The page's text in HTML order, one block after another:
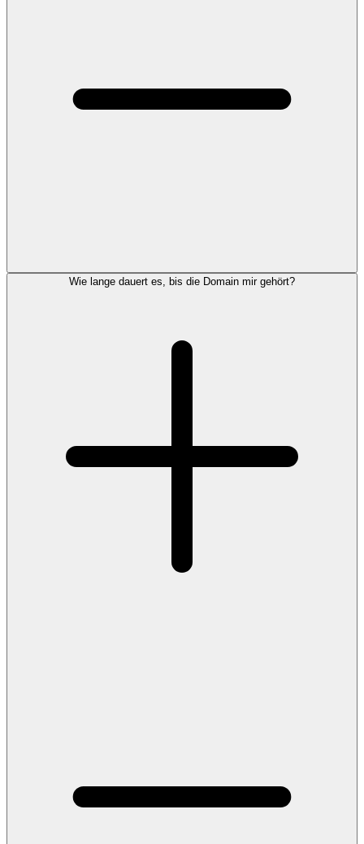
Wie lange dauert es, bis die Domain mir gehört?